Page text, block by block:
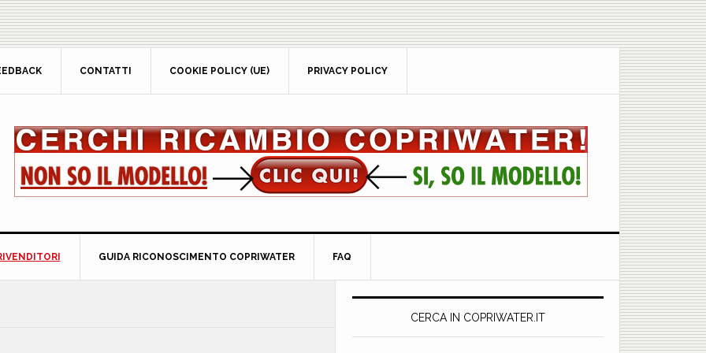
CONTATTI COOKIE POLICY (UE) PRIVACY POLICY
GUIDA RICONOSCIMENTO COPRIWATER FAQ
Primary
SidebarCERCA IN COPRIWATER.IT